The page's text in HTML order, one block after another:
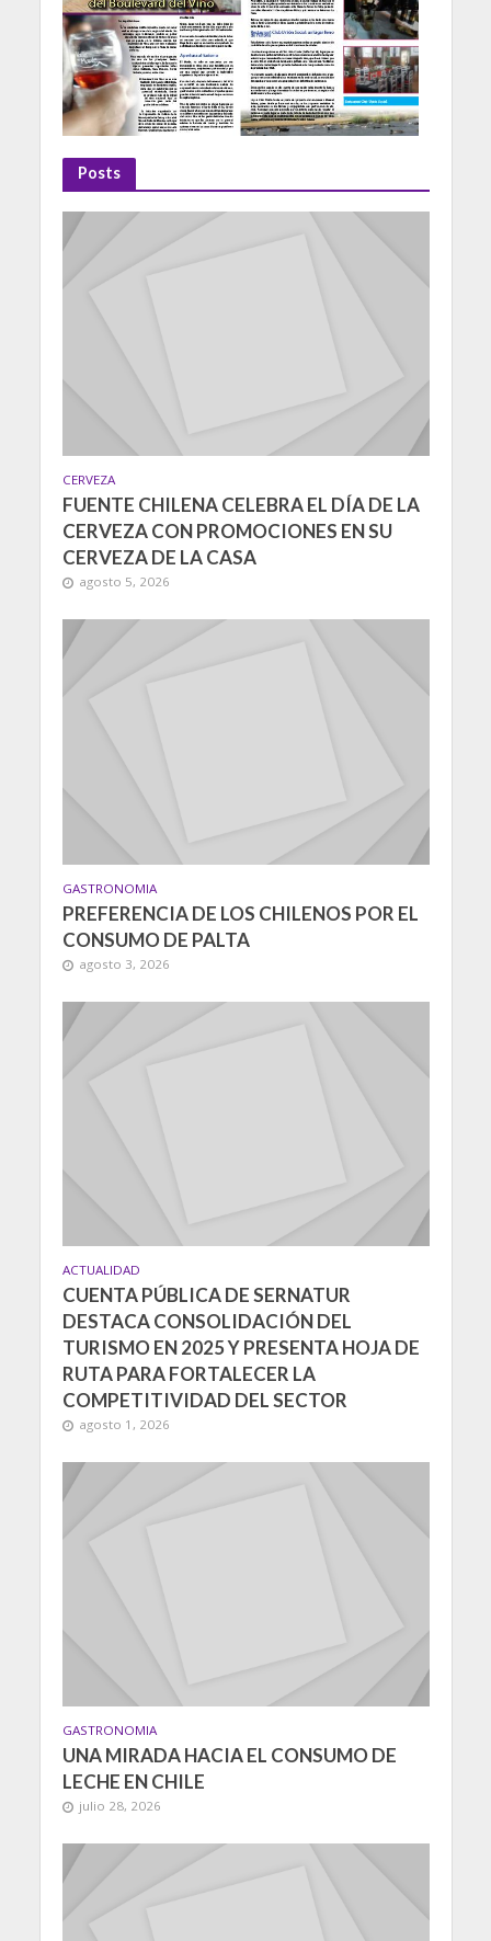
Posts
CERVEZA
FUENTE CHILENA CELEBRA EL DÍA DE LA
CERVEZA CON PROMOCIONES EN SU
CERVEZA DE LA CASA
agosto 5, 2026
GASTRONOMIA
PREFERENCIA DE LOS CHILENOS POR EL
CONSUMO DE PALTA
agosto 3, 2026
ACTUALIDAD
CUENTA PÚBLICA DE SERNATUR
DESTACA CONSOLIDACIÓN DEL
TURISMO EN 2025 Y PRESENTA HOJA DE
RUTA PARA FORTALECER LA
COMPETITIVIDAD DEL SECTOR
agosto 1, 2026
GASTRONOMIA
UNA MIRADA HACIA EL CONSUMO DE
LECHE EN CHILE
julio 28, 2026